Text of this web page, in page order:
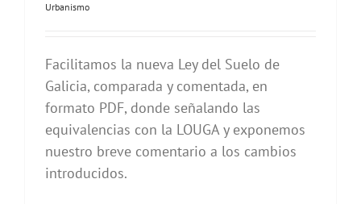
Urbanismo
Facilitamos la nueva Ley del Suelo de
Galicia, comparada y comentada, en
formato PDF, donde señalando las
equivalencias con la LOUGA y exponemos
nuestro breve comentario a los cambios
introducidos.